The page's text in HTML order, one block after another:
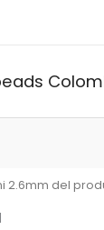
2.6mm del